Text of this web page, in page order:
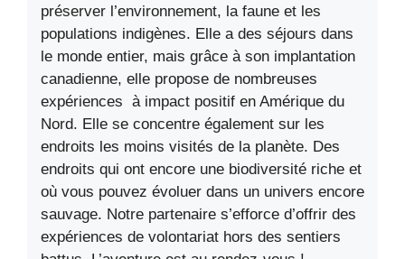
préserver l’environnement, la faune et les
populations indigènes. Elle a des séjours dans
le monde entier, mais grâce à son implantation
canadienne, elle propose de nombreuses
expériences à impact positif en Amérique du
Nord. Elle se concentre également sur les
endroits les moins visités de la planète. Des
endroits qui ont encore une biodiversité riche et
où vous pouvez évoluer dans un univers encore
sauvage. Notre partenaire s’efforce d’offrir des
expériences de volontariat hors des sentiers